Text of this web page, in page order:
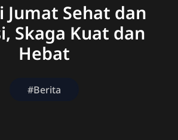
Jumat Sehat dan
Skaga Kuat dan
Hebat
#Berita